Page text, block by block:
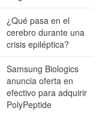
¿Qué pasa en el
cerebro durante una
crisis epiléptica?
Samsung Biologics
anuncia oferta en
efectivo para adquirir
PolyPeptide